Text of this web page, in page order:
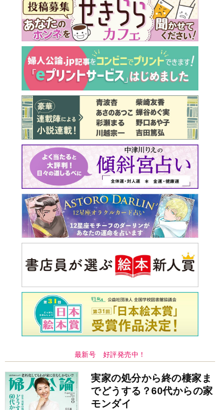
最新号 好評発売中！
実家の処分から終の棲家ま
でどうする？60代からの家
モンダイ